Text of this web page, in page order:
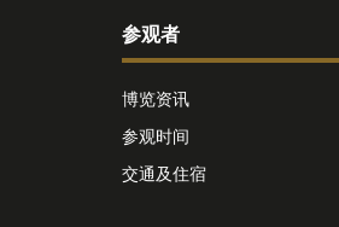
参观者
博览资讯
参观时间
交通及住宿